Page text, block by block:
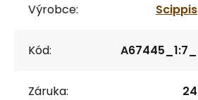
Výrobce: Scippis
Kód: A67445_1:7_
Záruka: 24